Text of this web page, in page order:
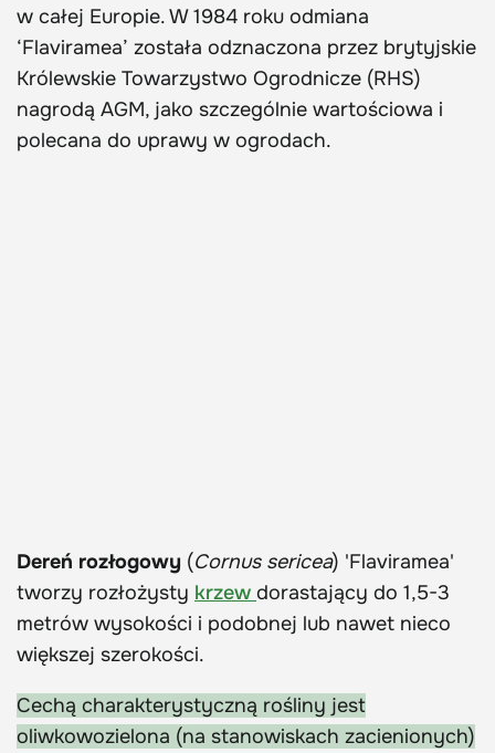
w całej Europie. W 1984 roku odmiana
‘Flaviramea’ została odznaczona przez brytyjskie
Królewskie Towarzystwo Ogrodnicze (RHS)
nagrodą AGM, jako szczególnie wartościowa i
polecana do uprawy w ogrodach.
Dereń rozłogowy (Cornus sericea) 'Flaviramea'
tworzy rozłożysty krzew dorastający do 1,5-3
metrów wysokości i podobnej lub nawet nieco
większej szerokości.
Cechą charakterystyczną rośliny jest
oliwkowozielona (na stanowiskach zacienionych)